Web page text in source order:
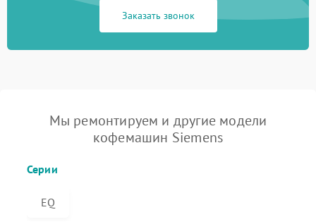
Заказать звонок
Мы ремонтируем и другие модели
кофемашин Siemens
Серии
EQ